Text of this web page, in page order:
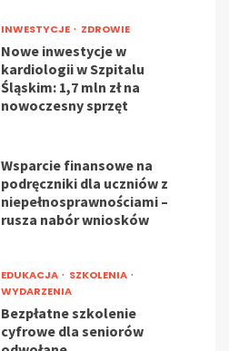
INWESTYCJE ZDROWIE
Nowe inwestycje w
kardiologii w Szpitalu
Śląskim: 1,7 mln zł na
nowoczesny sprzęt
Wsparcie finansowe na
podręczniki dla uczniów z
niepełnosprawnościami –
rusza nabór wniosków
EDUKACJA
SZKOLENIA
WYDARZENIA
Bezpłatne szkolenie
cyfrowe dla seniorów